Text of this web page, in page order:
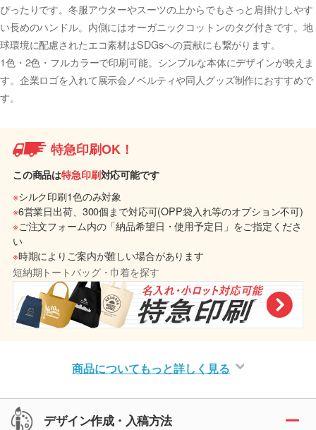
ぴったりです。冬服アウターやスーツの上からでもさっと肩掛けしやす
い長めのハンドル。内側にはオーガニックコットンのタグ付きです。地
球環境に配慮されたエコ素材はSDGsへの貢献にも繋がります。
1色・2色・フルカラーで印刷可能。シンプルな本体にデザインが映えま
す。企業ロゴを入れて展示会ノベルティや同人グッズ制作におすすめで
す。
特急印刷OK！
この商品は特急印刷対応可能です
※シルク印刷1色のみ対象
※6営業日出荷、300個まで対応可(OPP袋入れ等のオプション不可)
※ご注文フォーム内の「納品希望日・使用予定日」をご指定くださ
い
※時期によりご案内が難しい場合があります
短納期トートバッグ・巾着を探す
商品についてもっと詳しく見る
デザイン作成・入稿方法